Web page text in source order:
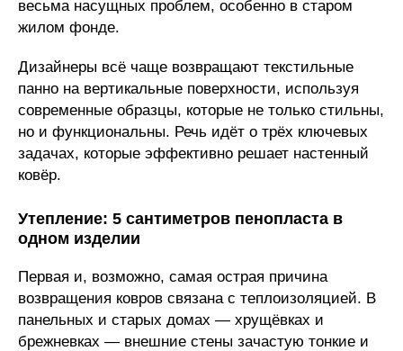
весьма насущных проблем, особенно в старом
жилом фонде.
Дизайнеры всё чаще возвращают текстильные
панно на вертикальные поверхности, используя
современные образцы, которые не только стильны,
но и функциональны. Речь идёт о трёх ключевых
задачах, которые эффективно решает настенный
ковёр.
Утепление: 5 сантиметров пенопласта в
одном изделии
Первая и, возможно, самая острая причина
возвращения ковров связана с теплоизоляцией. В
панельных и старых домах — хрущёвках и
брежневках — внешние стены зачастую тонкие и